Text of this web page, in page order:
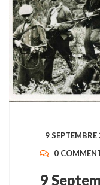
9
0
9